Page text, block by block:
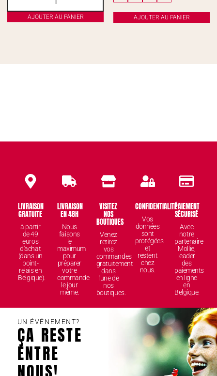
AJOUTER AU PANIER AJOUTER AU PANIER
LIVRAISON
GRATUITE
à partir
de 49
euros
d'achat
(dans un
point-
relais en
Belgique).
LIVRAISON
EN 48H
Nous
faisons
le
maximum
pour
préparer
votre
commande
le jour
même.
VISITEZ
NOS
BOUTIQUES
Venez
retirez
vos
commandes
gratuitement
dans
l'une de
nos
boutiques.
CONFIDENTIALITÉ
Vos
données
sont
protégées
et
restent
chez
nous.
PAIEMENT
SÉCURISÉ
Avec
notre
partenaire
Mollie,
leader
des
paiements
en ligne
en
Belgique.
UN ÉVÉNEMENT?
ÇA RESTE
ENTRE